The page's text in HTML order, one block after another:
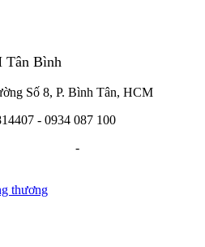
Tân Bình
Số 8, P. Bình Tân, HCM
- 0934 087 100
-